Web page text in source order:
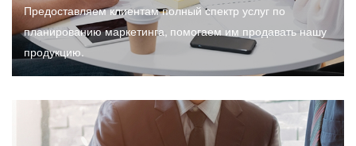
Предоставляем клиентам полный спектр услуг по
планированию маркетинга, помогаем им продавать нашу
продукцию.